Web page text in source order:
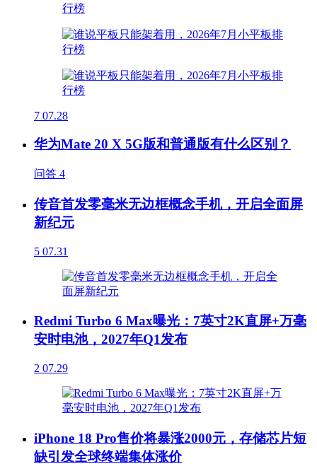
7 07.28
华为Mate 20 X 5G版和普通版有什么区别？
问答 4
传音首发零毫米无边框概念手机，开启全面屏
新纪元
5 07.31
Redmi Turbo 6 Max曝光：7英寸2K直屏+万毫
安时电池，2027年Q1发布
2 07.29
iPhone 18 Pro售价将暴涨2000元，存储芯片短
缺引发全球终端集体涨价